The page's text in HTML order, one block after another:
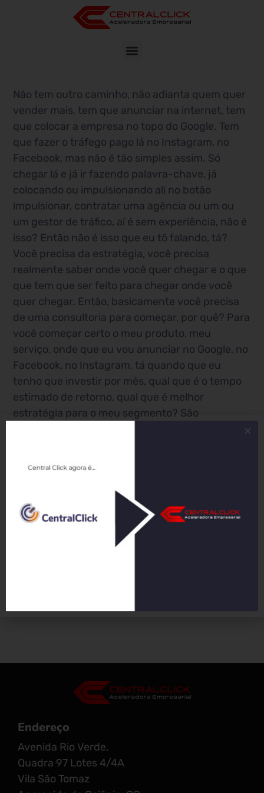
Não tem outro caminho, não adianta quem quer
vender mais, tem que anunciar na internet, tem
que colocar a empresa no topo do Google. Tem
que fazer o tráfego pago lá no Instagram, no
Facebook, mas não é tão simples assim. Só
chegar lá e já ir fazendo palavra-chave, já
colocando ou impulsionando ali no botão
impulsionar, contratar uma agência ou um ou
um gestor de tráfico, aí é sem experiência, não é
isso? Então não é isso que eu tô falando, tá?
Você precisa da estratégia, você precisa
realmente saber onde você quer chegar e o que
que tem que ser feito para chegar onde você
quer chegar. Então, basicamente você precisa
de uma consultoria para começar, por quê? Para
você começar certo o meu produto, meu
serviço, onde que eu vou anunciar no Google, no
Facebook, no Instagram, tá quando que eu
tenho que investir por mês, qual que é o tempo
estimado de retorno, qual que é melhor
estratégia para o meu segmento? São
dúvidas sem ser, essa é só você colocar nos
comentários qual que é a dúvida que você tem
que eu tenho o maior prazer em responder para
Endereço
Avenida Rio Verde,
Quadra 97 Lotes 4/4A
Vila São Tomaz